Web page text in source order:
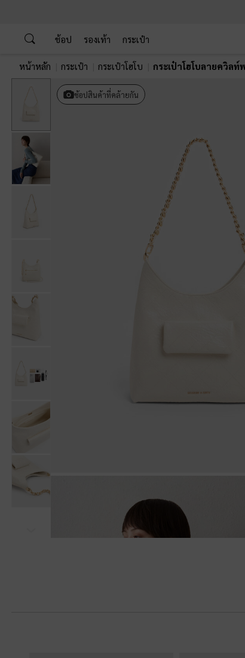
ช้อป รองเท้า กระเป๋า
หน้าหลัก กระเป๋า กระเป๋าโฮโบ กระเป๋าโฮโบลายควิล
Previous ช้อปสินค้าที่คล้ายกัน